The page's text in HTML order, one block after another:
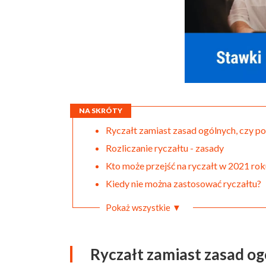
NA SKRÓTY
Ryczałt zamiast zasad ogólnych, czy
Rozliczanie ryczałtu - zasady
Kto może przejść na ryczałt w 2021
Kiedy nie można zastosować ryczałtu?
Pokaż wszystkie ▼
Ryczałt zamiast zasad